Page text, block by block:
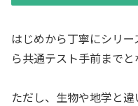
はじめから丁寧にシリ
ら共通テスト手前までと
ただし、生物や地学と